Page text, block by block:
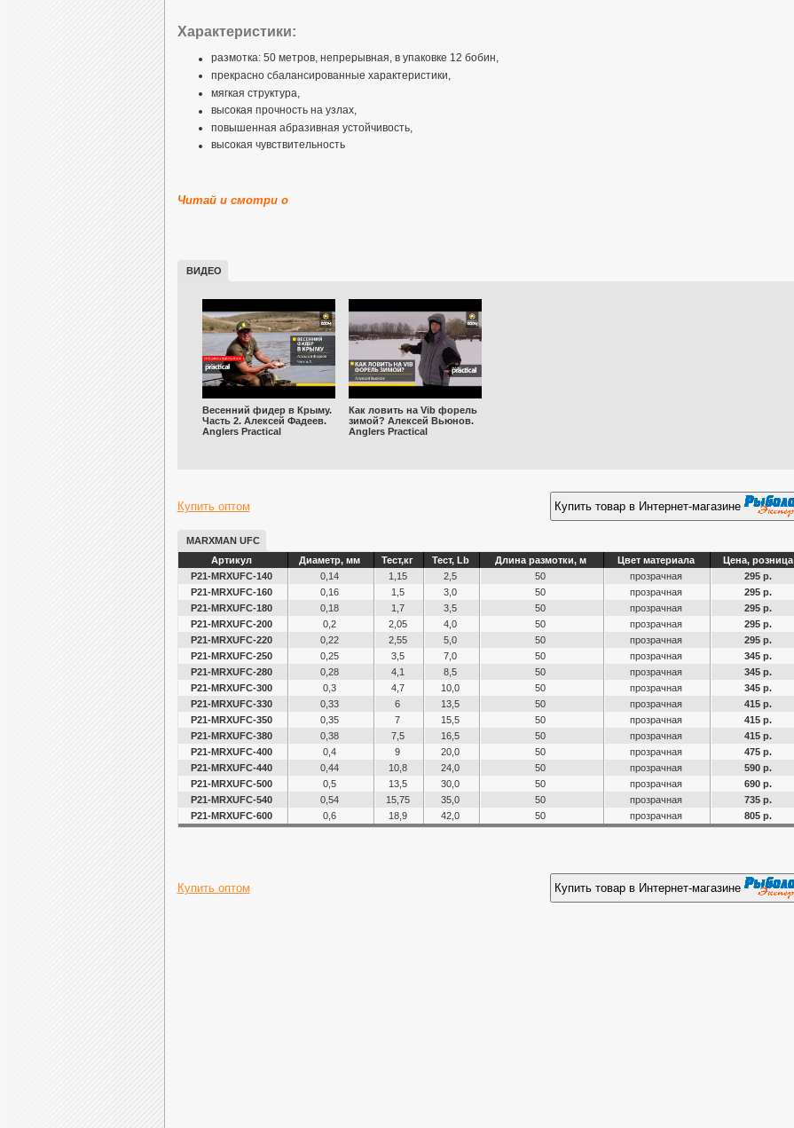
Характеристики:
размотка: 50 метров, непрерывная, в упаковке 12 бобин,
прекрасно сбалансированные характеристики,
мягкая структура,
высокая прочность на узлах,
повышенная абразивная устойчивость,
высокая чувствительность
Читай и смотри о
ВИДЕО
Весенний фидер в Крыму.
Часть 2. Алексей Фадеев.
Anglers Practical
Как ловить на Vib форель
зимой? Алексей Вьюнов.
Anglers Practical
Купить оптом Купить товар в Интернет-магазине
MARXMAN UFC
Артикул
Диаметр, мм Тест,кг Тест, Lb Длина размотки, м Цвет материала
Цена, розница
P21-MRXUFC-140
0,14 1,15 2,5 50 прозрачная
295 р.
P21-MRXUFC-160
0,16 1,5 3,0 50 прозрачная
295 р.
P21-MRXUFC-180
0,18 1,7 3,5 50 прозрачная
295 р.
P21-MRXUFC-200
0,2 2,05 4,0 50 прозрачная
295 р.
P21-MRXUFC-220
0,22 2,55 5,0 50 прозрачная
295 р.
P21-MRXUFC-250
0,25 3,5 7,0 50 прозрачная
345 р.
P21-MRXUFC-280
0,28 4,1 8,5 50 прозрачная
345 р.
P21-MRXUFC-300
0,3 4,7 10,0 50 прозрачная
345 р.
P21-MRXUFC-330
0,33 6 13,5 50 прозрачная
415 р.
P21-MRXUFC-350
0,35 7 15,5 50 прозрачная
415 р.
P21-MRXUFC-380
0,38 7,5 16,5 50 прозрачная
415 р.
P21-MRXUFC-400
0,4 9 20,0 50 прозрачная
475 р.
P21-MRXUFC-440
0,44 10,8 24,0 50 прозрачная
590 р.
P21-MRXUFC-500
0,5 13,5 30,0 50 прозрачная
690 р.
P21-MRXUFC-540
0,54 15,75 35,0 50 прозрачная
735 р.
P21-MRXUFC-600
0,6 18,9 42,0 50 прозрачная 805 р.
Купить оптом Купить товар в Интернет-магазине